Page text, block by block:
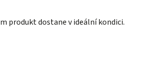
produkt dostane v ideální kondici.